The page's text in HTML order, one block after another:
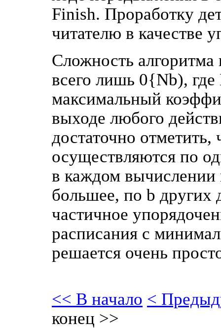
Finish. Проработку
читателю в качестве
Сложность алгоритма
всего лишь 0{Nb),
максимальный
выходе любого
достаточно
осуществляются по
в каждом вычислении
большее, по b других
частичное
расписания с
решается очень
<< В начало <
конец >>